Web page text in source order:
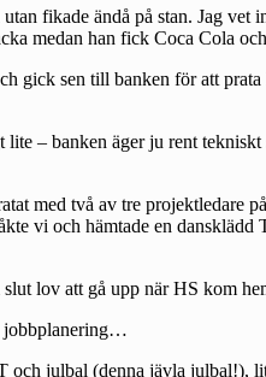
fikade ändå på stan. Jag
medan han fick Coca Cola
gick sen till banken för att
– banken äger ju rent
med två av tre
vi och hämtade en
lov att gå upp när HS kom
jobbplanering…
julbal (denna jävla julbal!),